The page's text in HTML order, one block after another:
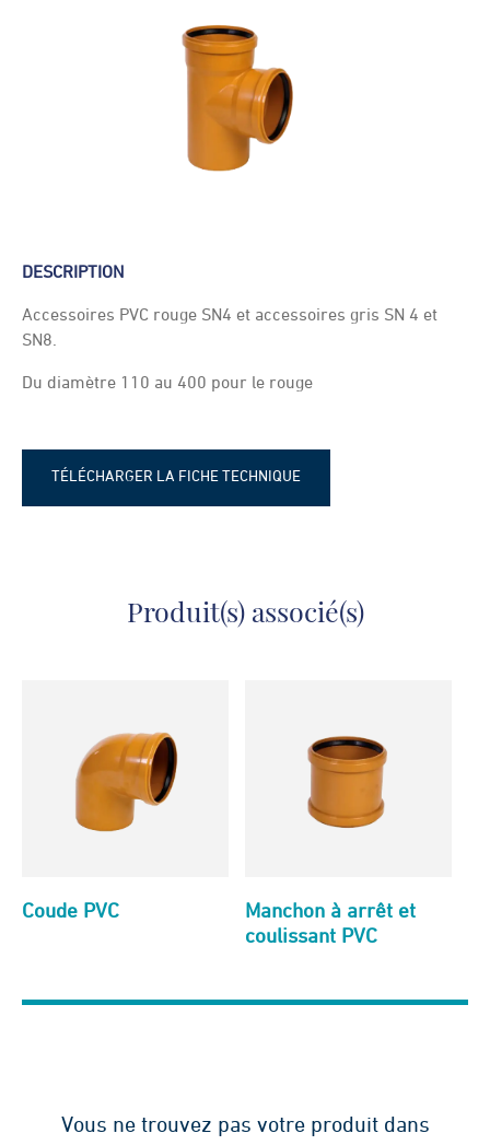
DESCRIPTION
Accessoires PVC rouge SN4 et accessoires gris SN 4 et
SN8.
Du diamètre 110 au 400 pour le rouge
TÉLÉCHARGER LA FICHE TECHNIQUE
Produit(s) associé(s)
Coude PVC
Manchon à arrêt et
coulissant PVC
Vous ne trouvez pas votre produit dans